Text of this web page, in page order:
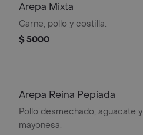
Arepa Mixta
Carne, pollo y costilla.
$ 5000
Arepa Reina Pepiada
Pollo desmechado, aguacate y
mayonesa.